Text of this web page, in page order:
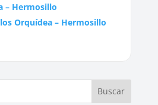
– Hermosillo
Orquídea – Hermosillo
Buscar